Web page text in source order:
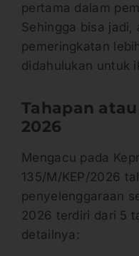
pertama dalam
Sehingga bisa jadi,
pemeringkatan
didahulukan untuk
Tahapan
2026
Mengacu pada
135/M/KEP/2026
penyelenggaraan
2026 terdiri dari 5
detailnya: